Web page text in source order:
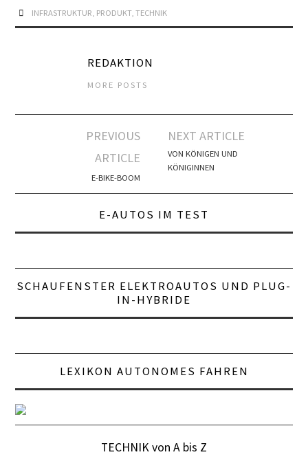
SPURHALTE-
ASSISTENT
TEMPOMAT
UMGEBUNGSKAMERAS
VERKEHRSZEICHENERKENNUNG
A BIS Z
800 VOLT
AC/DC
AKKU
INFRASTRUKTUR PRODUKT, TECHNIK
REDAKTION
MORE POSTS
Navigation
PREVIOUS
ARTICLE
E-BIKE-BOOM
NEXT ARTICLE
VON KÖNIGEN UND
KÖNIGINNEN
E-AUTOS IM TEST
SCHAUFENSTER ELEKTROAUTOS UND PLUG-
IN-HYBRIDE
LEXIKON AUTONOMES FAHREN
TECHNIK von A bis Z